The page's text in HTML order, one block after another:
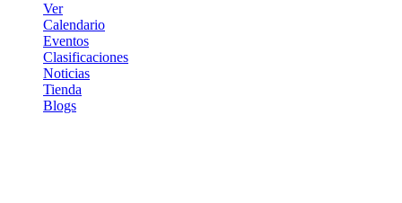
Ver
Calendario
Eventos
Clasificaciones
Noticias
Tienda
Blogs